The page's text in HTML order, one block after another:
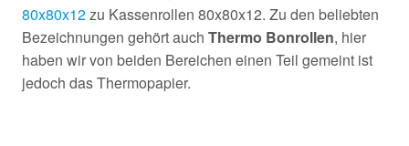
80x80x12zu Kassenrollen 80x80x12. Zu den beliebten
Bezeichnungen gehört auch Thermo Bonrollen, hier
haben wir von beiden Bereichen einen Teil gemeint ist
jedoch das Thermopapier.